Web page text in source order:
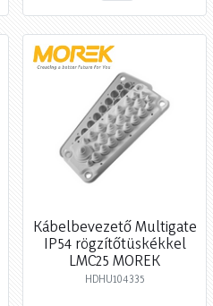
Kábelbevezető Multigate
IP54 rögzítőtüskékkel
LMC25 MOREK
HDHU104335